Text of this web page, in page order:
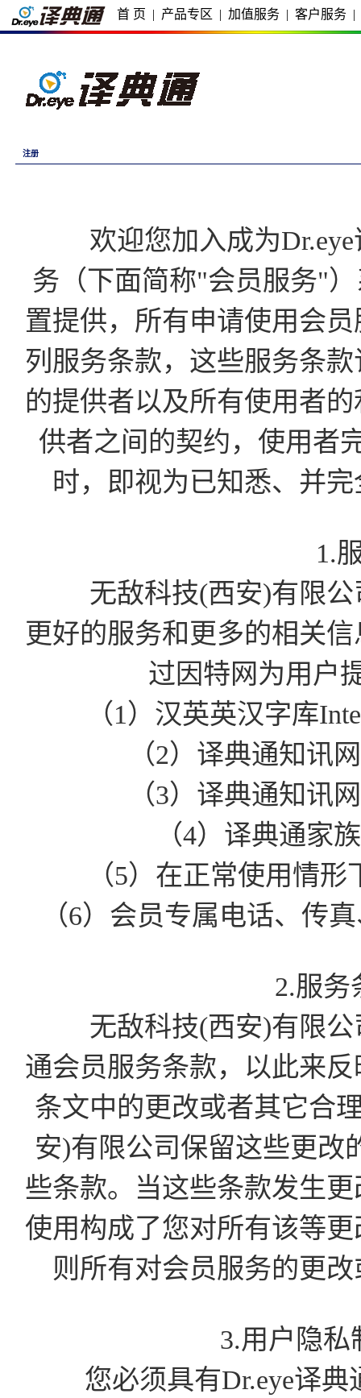
首 页 | 产品专区 | 加值服务 | 客户服务 |
注册
欢迎您加入成为Dr.eye
务（下面简称"会员服务"
置提供，所有申请使用会
列服务条款，这些服务条
的提供者以及所有使用者
供者之间的契约，使用者
时，即视为已知悉、并
1.
无敌科技(西安)有限公
更好的服务和更多的相关
过因特网为用户
（1）汉英英汉字库
（2）译典通知讯
（3）译典通知讯
（4）译典通家
（5）在正常使用情
（6）会员专属电话、传
2.服务
无敌科技(西安)有限公
通会员服务条款，以此来
条文中的更改或者其它合
安)有限公司保留这些更改
些条款。当这些条款发生
使用构成了您对所有该等
则所有对会员服务的更
3.用户隐私
您必须具有Dr.eye译典